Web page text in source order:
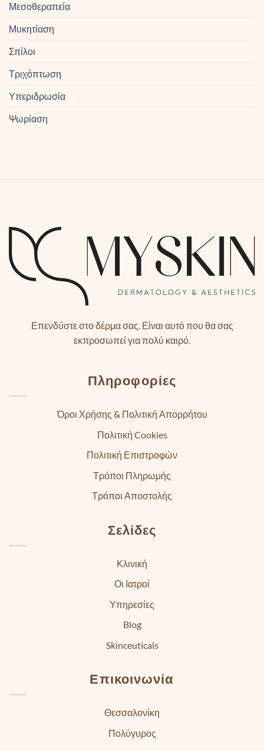
Μεσοθεραπεία
Μυκητίαση
Σπίλοι
Τριχόπτωση
Υπεριδρωσία
Ψωρίαση
Επενδύστε στο δέρμα σας. Είναι αυτό που θα σας
εκπροσωπεί για πολύ καιρό.
Πληροφορίες
Όροι Χρήσης & Πολιτική Απορρήτου
Πολιτική Cookies
Πολιτική Επιστροφών
Τρόποι Πληρωμής
Τρόποι Αποστολής
Σελίδες
Κλινική
Οι Ιατροί
Υπηρεσίες
Blog
Skinceuticals
Επικοινωνία
Θεσσαλονίκη
Πολύγυρος